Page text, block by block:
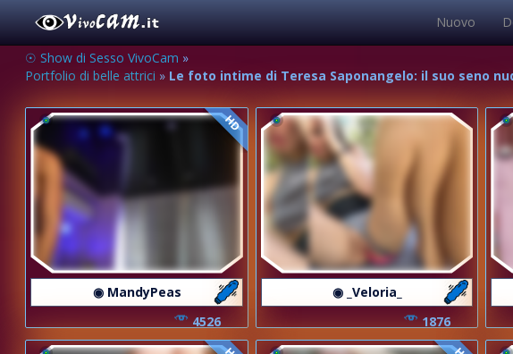
Nuovo
☉ Show di Sesso VivoCam »
Portfolio di belle attrici » Le foto intime di Teresa Saponangelo: il suo seno
HD
◉ MandyPeas
4526
◉ _Veloria_
1876